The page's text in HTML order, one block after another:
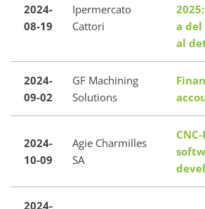
2024-
08-19
Ipermercato
Cattori
a
al
2024-
09-02
GF Machining
Solutions
2024-
10-09
Agie Charmilles
SA
CNC-
2024-